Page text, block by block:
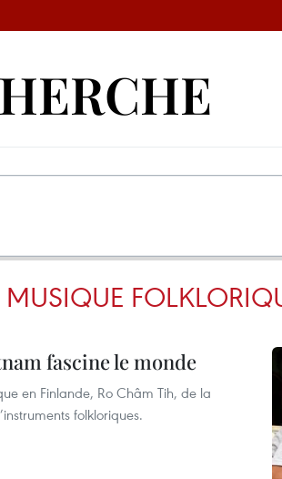
fascine le monde
en Finlande, Ro Châm Tih, de la
folkloriques.